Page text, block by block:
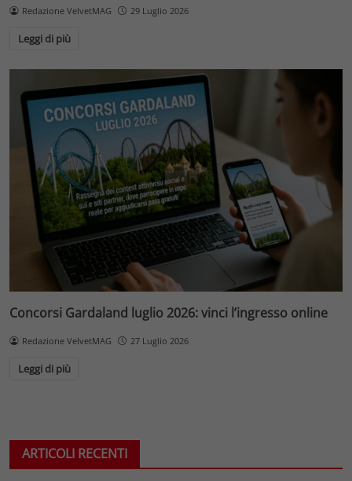
Redazione VelvetMAG 29 Luglio 2026
Leggi di più
Concorsi Gardaland luglio 2026: vinci l’ingresso online
Redazione VelvetMAG 27 Luglio 2026
Leggi di più
ARTICOLI RECENTI